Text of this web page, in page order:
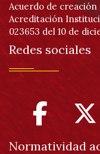
Acuerdo de creación
Acreditación
023653 del 10 de
Redes sociales
Normatividad